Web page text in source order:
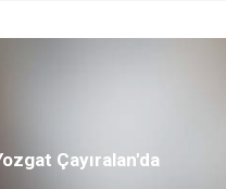
Çayıralan'da